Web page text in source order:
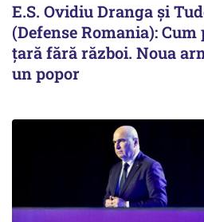
E.S. Ovidiu Dranga și
(Defense Romania):
țară fără război. Noua
un popor